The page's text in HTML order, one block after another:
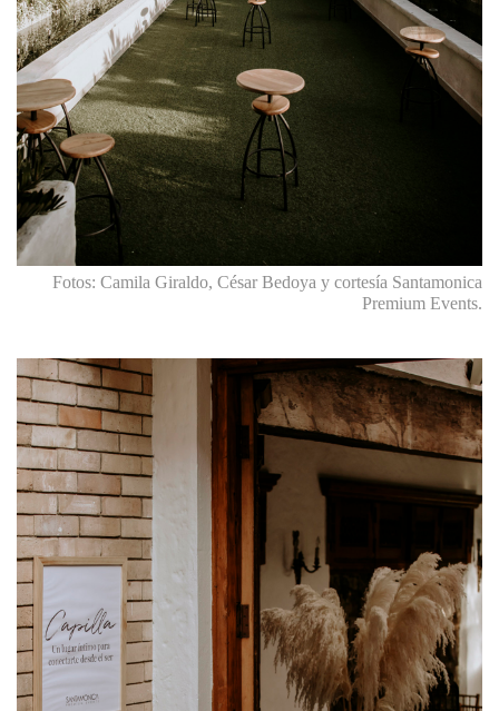
Fotos: Camila Giraldo, César Bedoya y cortesía Santamonica
Premium Events.